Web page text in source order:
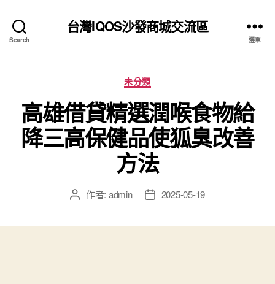
Search
台灣IQOS沙發商城交流區
選單
分
類
未分類
高雄借貸精選潤喉食物給
降三高保健品使狐臭改善
方法
文 作者: admin
文 2025-05-19